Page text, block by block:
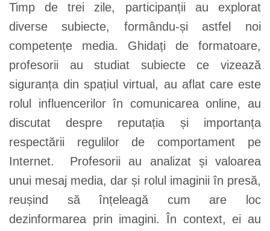
Timp de trei zile, participanții au explorat
diverse subiecte, formându-și astfel noi
competențe media. Ghidați de formatoare,
profesorii au studiat subiecte ce vizează
siguranța din spațiul virtual, au aflat care este
rolul influencerilor în comunicarea online, au
discutat despre reputația și importanța
respectării regulilor de comportament pe
Internet. Profesorii au analizat și valoarea
unui mesaj media, dar și rolul imaginii în presă,
reușind să înțeleagă cum are loc
dezinformarea prin imagini. În context, ei au